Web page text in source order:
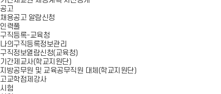
공고
채용공고 알람신청
인력풀
구직등록-교육청
나의구직등록정보관리
구직정보열람신청(교육청)
기간제교사(학교지원단)
지방공무원 및 교육공무직원 대체(학교지원단)
고교학점제강사
시험